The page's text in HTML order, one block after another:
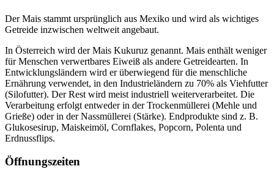
Der Mais stammt ursprünglich aus Mexiko und wird als wichtiges
Getreide inzwischen weltweit angebaut.
In Österreich wird der Mais Kukuruz genannt. Mais enthält weniger
für Menschen verwertbares Eiweiß als andere Getreidearten. In
Entwicklungsländern wird er überwiegend für die menschliche
Ernährung verwendet, in den Industrieländern zu 70% als Viehfutter
(Silofutter). Der Rest wird meist industriell weiterverarbeitet. Die
Verarbeitung erfolgt entweder in der Trockenmüllerei (Mehle und
Grieße) oder in der Nassmüllerei (Stärke). Endprodukte sind z. B.
Glukosesirup, Maiskeimöl, Cornflakes, Popcorn, Polenta und
Erdnussflips.
Öffnungszeiten